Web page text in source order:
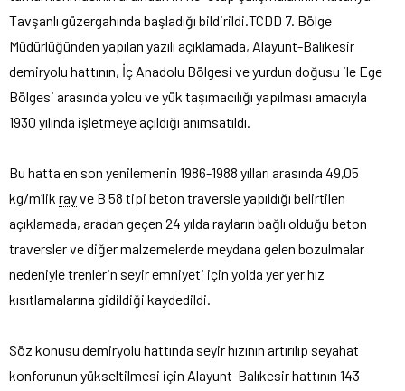
Tavşanlı güzergahında başladığı bildirildi.TCDD 7. Bölge
Müdürlüğünden yapılan yazılı açıklamada, Alayunt-Balıkesir
demiryolu hattının, İç Anadolu Bölgesi ve yurdun doğusu ile Ege
Bölgesi arasında yolcu ve yük taşımacılığı yapılması amacıyla
1930 yılında işletmeye açıldığı anımsatıldı.
Bu hatta en son yenilemenin 1986-1988 yılları arasında 49,05
kg/m’lik rayve B 58 tipi beton traversle yapıldığı belirtilen
açıklamada, aradan geçen 24 yılda rayların bağlı olduğu beton
traversler ve diğer malzemelerde meydana gelen bozulmalar
nedeniyle trenlerin seyir emniyeti için yolda yer yer hız
kısıtlamalarına gidildiği kaydedildi.
Söz konusu demiryolu hattında seyir hızının artırılıp seyahat
konforunun yükseltilmesi için Alayunt-Balıkesir hattının 143